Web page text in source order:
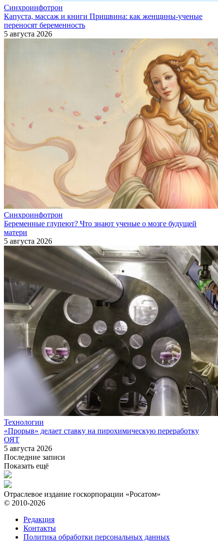
Синхроинфотрон
Капуста, массаж и книги Пришвина: как женщины-ученые
переносят беременность
5 августа 2026
Синхроинфотрон
Беременные глупеют? Что знают ученые о мозге будущей
матери
5 августа 2026
Технологии
«Прорыв» делает ставку на пирохимическую переработку
ОЯТ
5 августа 2026
Последние записи
Показать ещё
Отраслевое издание госкорпорации «Росатом»
© 2010-2026
Редакция
Контакты
Политика обработки персональных данных